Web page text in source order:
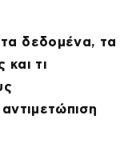
δεδομένα, τα
και τι